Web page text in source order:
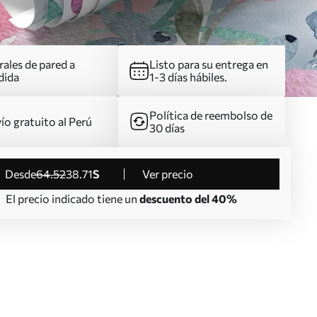
de pared a
Listo para su entrega en
1-3 días hábiles.
gratuito al Perú
Política de reembolso de
30 días
desde64.5238.71S
Ver precio
El precio indicado tiene un descuento del 40%